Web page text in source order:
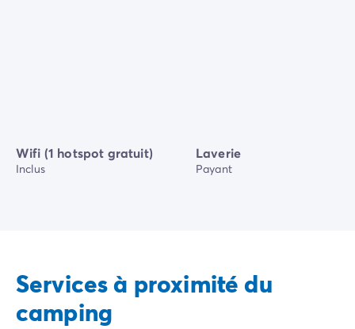
Wifi (1 hotspot gratuit)
Inclus
Laverie
Payant
Services à proximité du
camping